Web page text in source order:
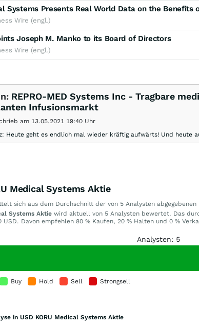
Wire (engl.)
Joseph M. Manko to its Board of Directors
Wire (engl.)
REPRO-MED Systems Inc - Tragbare
Infusionsmarkt
am 13.05.2021 19:40 Uhr
Heute geht es endlich mal wieder kräftig aufwärts! Und heute
Medical Systems Aktie
sich aus dem Durchschnitt der von 5 Analysten abgegebenen
Systems Aktie wird aktuell von 5 Analysten bewertet. Das
USD. Davon empfehlen 80 % Kaufen, 20 % Halten und 0 %
Analysten: 5
Buy Hold Sell Strongsell
in USD KORU Medical Systems Aktie